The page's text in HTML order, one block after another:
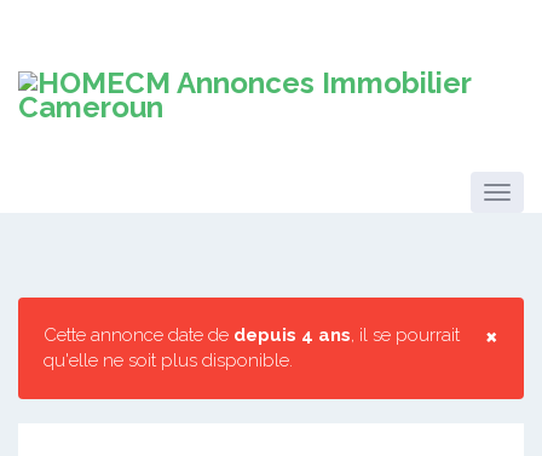
×
Cette annonce date de depuis 4 ans, il se pourrait
qu'elle ne soit plus disponible.